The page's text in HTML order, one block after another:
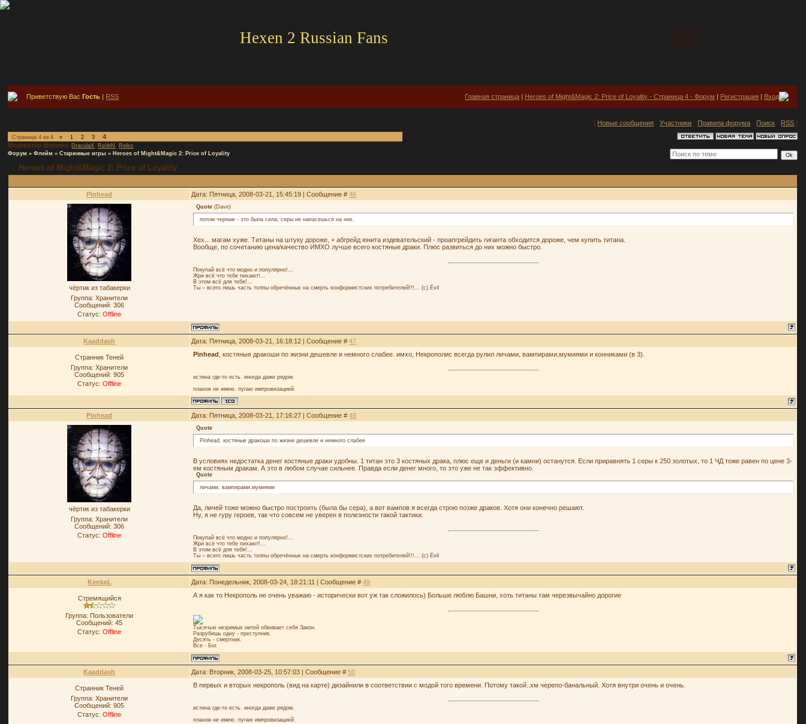
Hexen 2 Russian Fans
Суббота
2026-08-08
16:37:32
Приветствую ВасГость | RSS Главная страница | Heroes of Might&Magic 2: Price of Loyality - Страница 4 - Форум | Регистрация | Вход
[ Новые сообщения ·Участники · Правила форума · Поиск · RSS ]
Страница4 из4 « 1 2 3
4
Модератор форума:DraculaX ,RaVeN ,Reiko
Форум » Флейм » Старинные игры » Heroes of Might&Magic 2: Price of Loyality
Heroes of Might&Magic 2: Price of Loyality
Pinhead Дата: Пятница, 2008-03-21, 15:45:19 | Сообщение #46
чёртик из табакерки
Группа: Хранители
Сообщений:306
Статус:Offline
Quote (Dave)
потом черные - это была сила, серы не напасешься на них.
Хех... магам хуже. Титаны на штуку дороже, + абгрейд юнита издевательский - проапгрейдить гиганта обходится дороже, чем купить титана.
Вообще, по сочетанию цена/качество ИМХО лучше всего костяные драки. Плюс развиться до них можно быстро.
Покупай всё что модно и популярно!...
Жри всё что тебе пихают!...
В этом всё для тебя!…
Ты – всего лишь часть толпы обречённых на смерть конформистских потребителей!!!... (с) Ёvil
Kaaddash Дата: Пятница, 2008-03-21, 16:18:12 | Сообщение #47
Странник Теней
Группа: Хранители
Сообщений:905
Статус:Offline
Pinhead , костяные дракоши по жизни дешевле и немного слабее. имхо, Некрополис всегда рулил личами, вампирами,мумиями и конниками (в 3).
истина где-то есть. иногда даже рядом.
планов не имею. пугаю импровизацией.
Pinhead Дата: Пятница, 2008-03-21, 17:16:27 | Сообщение #48
чёртик из табакерки
Группа: Хранители
Сообщений:306
Статус:Offline
Quote
Pinhead, костяные дракоши по жизни дешевле и немного слабее
В условиях недостатка денег костяные драки удобны. 1 титан это 3 костяных драка, плюс еще и деньги (и камни) останутся. Если приравнять 1 серы к 250 золотых, то 1 ЧД тоже равен по цене 3-
ем костяным дракам. А это в любом случае сильнее. Правда если денег много, то это уже не так эффективно.
Quote
личами, вампирами,мумиями
Да, личей тоже можно быстро построить (была бы сера), а вот вампов я всегда строю позже драков. Хотя они конечно решают.
Ну, я не гуру героев, так что совсем не уверен в полезности такой тактики.
Покупай всё что модно и популярно!...
Жри всё что тебе пихают!...
В этом всё для тебя!…
Ты – всего лишь часть толпы обречённых на смерть конформистских потребителей!!!... (с) Ёvil
KenkeL Дата: Понедельник, 2008-03-24, 18:21:11 | Сообщение #49
Стремящийся
Группа: Пользователи
Сообщений:45
Статус:Offline
А я как то Некрополь не очень уважаю - исторически вот уж так сложилось) Больше люблю Башни, хоть титаны там черезвычайно дорогие
Тысячью незримых нитей обвивает себя Закон.
Разрубишь одну - преступник.
Десять - смертник.
Все - Бог.
Kaaddash Дата: Вторник, 2008-03-25, 10:57:03 | Сообщение #50
Странник Теней
Группа: Хранители
Сообщений:905
Статус:Offline
В первых и вторых некрополь (вид на карте) дизайнили в соответствии с модой того времени. Потому такой..хм черепо-банальный. Хотя внутри очень и очень.
истина где-то есть. иногда даже рядом.
планов не имею. пугаю импровизацией.